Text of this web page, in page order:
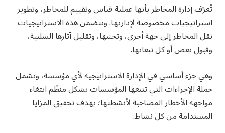
تُعرّف إدارة المخاطر بأنها عملية قياس وتقييم للمخاطر، وتطوير
استراتيجيات مخصوصة لإدارتها. وتتضمن هذه الاستراتيجيات
نقل المخاطر إلى جهة أخرى، وتجنبها، وتقليل آثارها السلبية،
وقبول بعض أو كل تبعاتها.
وهي جزء أساسي في الإدارة الاستراتيجية لأي مؤسسة، وتشمل
جملة الإجراءات التي تتبعها المؤسسات بشكل منظّم ابتغاء
مواجهة الأخطار المصاحبة لأنشطتها؛ بهدف تحقيق المزايا
المستدامة من كل نشاط.